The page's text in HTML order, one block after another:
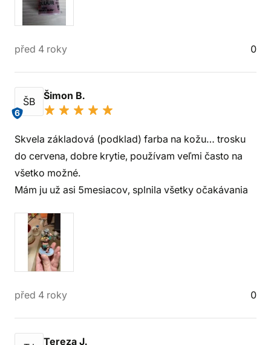
před 4 roky 0
ŠB
6
Šimon B.
Skvela základová (podklad) farba na kožu… trosku
do cervena, dobre krytie, používam veľmi často na
všetko možné.
Mám ju už asi 5mesiacov, splnila všetky očakávania
před 4 roky 0
Tereza J.